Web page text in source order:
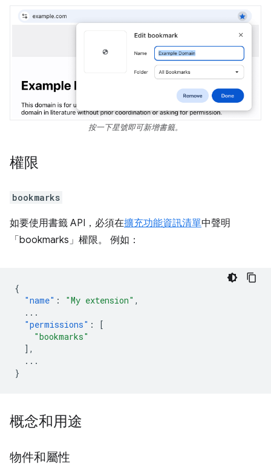
按一下星號即可新增書籤。
權限
bookmarks
如要使用書籤 API，必須在擴充功能資訊清單中聲明
「bookmarks」權限。 例如：
{
"name" : "My extension" ,
...
"permissions" :
[
"bookmarks"
],
...
}
概念和用途
物件和屬性